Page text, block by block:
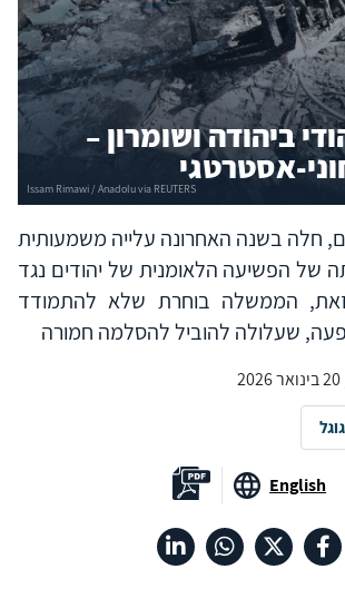
ביהודה ושומרון –
אסטרטגי
חלה בשנה האחרונה עלייה משמעותית
של הפשיעה הלאומנית של יהודים נגד
הממשלה בוחרת שלא להתמודד
שעלולה להוביל להסלמה חמורה
English